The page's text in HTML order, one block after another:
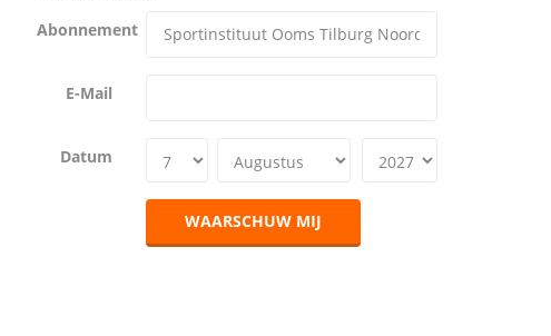
Abonnement
E-Mail
Datum
WAARSCHUW MIJ